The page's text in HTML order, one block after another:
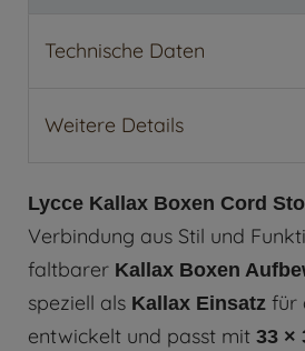
Technische Daten
Weitere Details
Lycce Kallax Boxen Cord
Verbindung aus Stil und
faltbarer Kallax Boxen
speziell als Kallax Einsatz für
entwickelt und passt mit 33 ×